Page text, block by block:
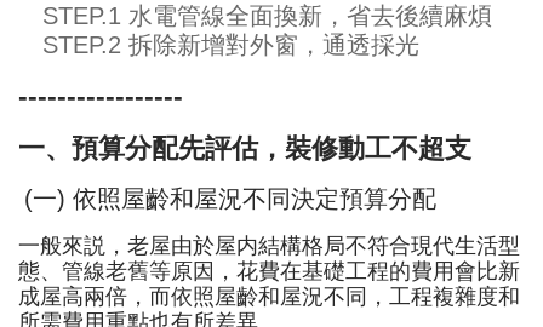
STEP.1 水電管線全面換新，省去後續麻煩
STEP.2 拆除新增對外窗，通透採光
-----------------
一、預算分配先評估，裝修動工不超支
(一) 依照屋齡和屋況不同決定預算分配
一般來説，老屋由於屋内結構格局不符合現代生活型
態、管線老舊等原因，花費在基礎工程的費用會比新
成屋高兩倍，而依照屋齡和屋況不同，工程複雜度和